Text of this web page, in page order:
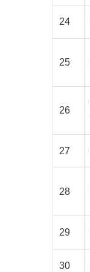
24
25
26
27
28
29
30